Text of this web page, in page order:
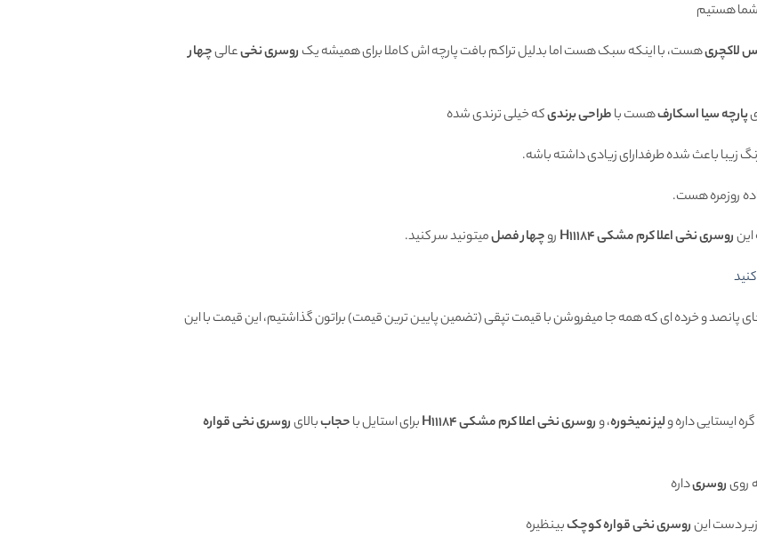
هستیم
لاکچریهست، با اینکه سبک هست اما بدلیل تراکم بافت پارچه اش کاملا برای همیشه یک روسرینخیعالیچهار
پارچه سیا اسکارفهست باطراحی برندیکه خیلی ترندی شده
زیباباعث شده طرفدارای زیادی داشته باشه.
روزمره هست.
روسری نخی اعلا کرم مشکی H11184 روچهار فصلمیتونید سر کنید.
پانصد و خرده ای که همه جا میفروشن با قیمت تپقی (تضمین پایین ترین قیمت) براتون گذاشتیم، این قیمت با این
ایستایی داره ولیز نمیخوره، وروسری نخی اعلا کرم مشکی H11184 برای استایل باحجاببالایروسری نخی قواره
رویروسریداره
دست اینروسری نخی قواره کوچکبینظیره